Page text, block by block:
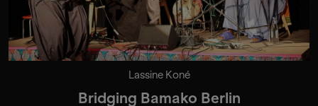
Lassine Koné
Bridging Bamako Berlin